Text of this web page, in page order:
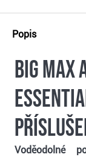
Popis
Big Max
Voděodolné